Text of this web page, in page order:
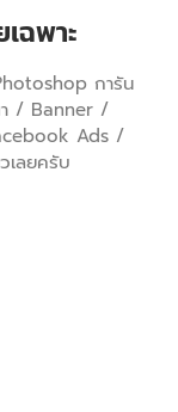
ฉพาะ
การัน
า / Banner /
Ads /
เลยครับ